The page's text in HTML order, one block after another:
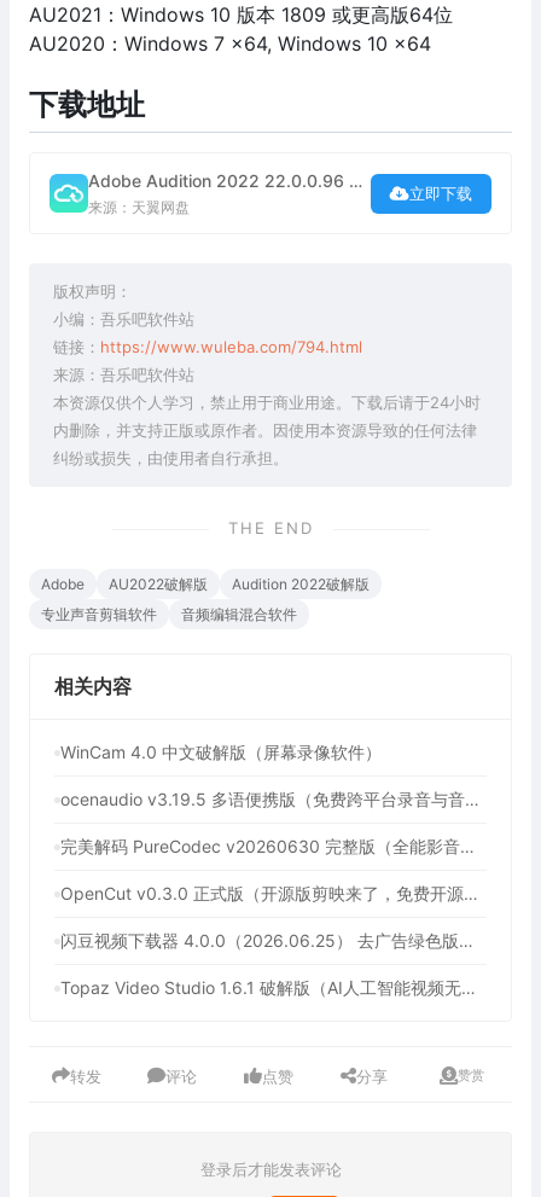
AU2021：Windows 10 版本 1809 或更高版64位
AU2020：Windows 7 x64, Windows 10 x64
下载地址
Adobe Audition 2022 22.0.0.96 中文破解版下载
来源：天翼网盘
立即下载
版权声明：
小编：吾乐吧软件站
链接： https://www.wuleba.com/794.html
来源：吾乐吧软件站
本资源仅供个人学习，禁止用于商业用途。下载后请于24小时
内删除，并支持正版或原作者。因使用本资源导致的任何法律
纠纷或损失，由使用者自行承担。
THE END
Adobe AU2022破解版
Audition 2022破解版
专业声音剪辑软件
音频编辑混合软件
相关内容
WinCam 4.0 中文破解版（屏幕录像软件）
ocenaudio v3.19.5 多语便携版（免费跨平台录音与音频编辑软件）
完美解码 PureCodec v20260630 完整版（全能影音解码包）
OpenCut v0.3.0 正式版（开源版剪映来了，免费开源跨平台视频编辑工具）
闪豆视频下载器 4.0.0（2026.06.25） 去广告绿色版（多平台视频批量下载器）
Topaz Video Studio 1.6.1 破解版（AI人工智能视频无损放大工具）
转发 评论 点赞 分享 赞赏
登录后才能发表评论